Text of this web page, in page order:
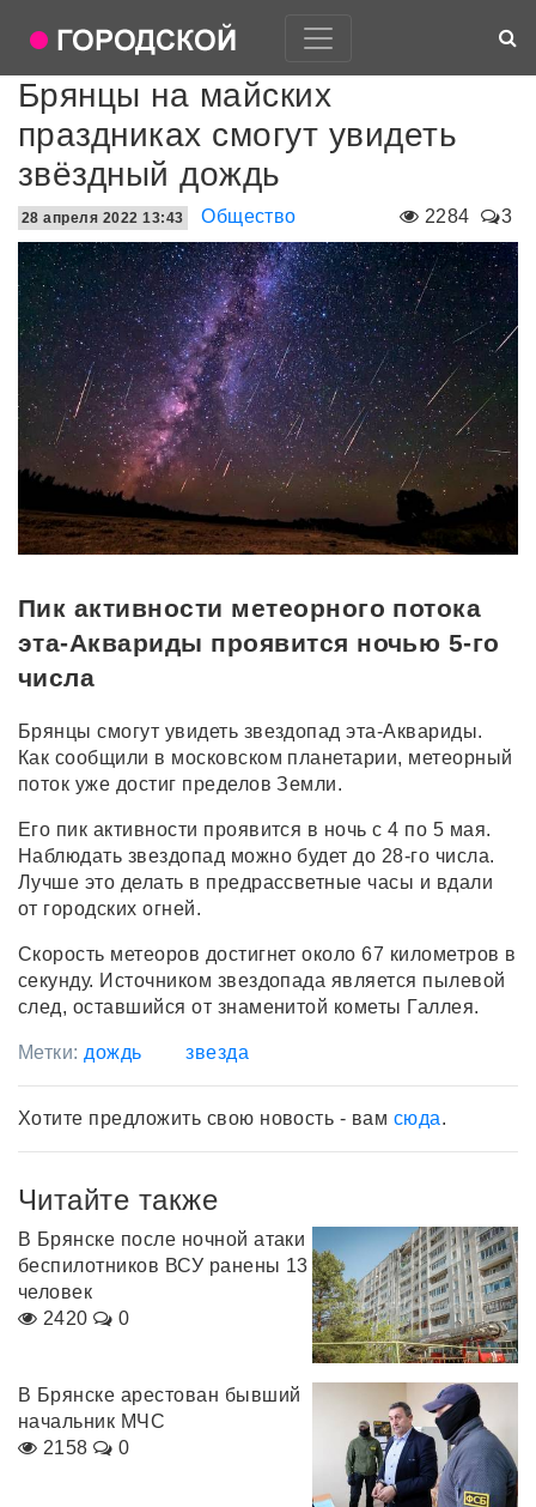
Брянцы на майских
праздниках смогут увидеть
звёздный дождь
2284 3
28 апреля 2022 13:43 Общество
Пик активности метеорного потока
эта-Аквариды проявится ночью 5-го
числа
Брянцы смогут увидеть звездопад эта-Аквариды.
Как сообщили в московском планетарии, метеорный
поток уже достиг пределов Земли.
Его пик активности проявится в ночь с 4 по 5 мая.
Наблюдать звездопад можно будет до 28-го числа.
Лучше это делать в предрассветные часы и вдали
от городских огней.
Скорость метеоров достигнет около 67 километров в
секунду. Источником звездопада является пылевой
след, оставшийся от знаменитой кометы Галлея.
Метки: дождь звезда
Хотите предложить свою новость - вам сюда.
Читайте также
В Брянске после ночной атаки
беспилотников ВСУ ранены 13
человек
2420
0
В Брянске арестован бывший
начальник МЧС
2158
0